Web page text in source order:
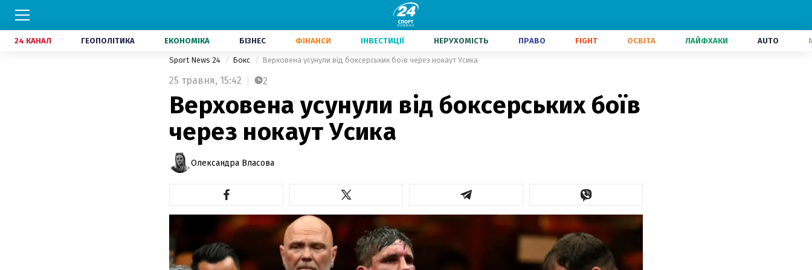
24 КАНАЛ ГЕОПОЛІТИКА ЕКОНОМІКА БІЗНЕС ФІНАНСИ ІНВЕСТИЦІЇ НЕРУХОМІСТЬ ПРАВО FIGHT ОСВІТА ЛАЙФХАКИ AUTO
Sport News 24 Бокс Верховена усунули від боксерських боїв через нокаут Усика
25 травня, 15:42 2
Верховена усунули від боксерських боїв
через нокаут Усика
Олександра Власова